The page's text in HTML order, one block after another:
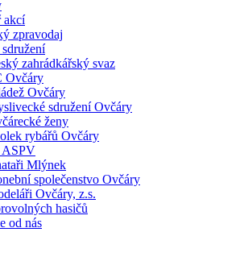
akcí
zpravodaj
zahrádkářský svaz
Ovčáry
Ovčáry
sdružení Ovčáry
ženy
rybářů Ovčáry
ASPV
Mlýnek
společenstvo Ovčáry
Ovčáry, z.s.
hasičů
od nás